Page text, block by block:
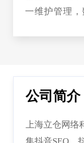
一维护管理，
公司简介
上海立仓网